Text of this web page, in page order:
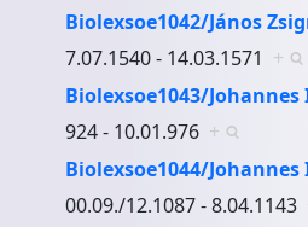
Biolexsoe1042/János
7.07.1540 - 14.03.1571 +
Biolexsoe1043/Johannes
924 - 10.01.976 +
Biolexsoe1044/
00.09./12.1087 - 8.04.1143